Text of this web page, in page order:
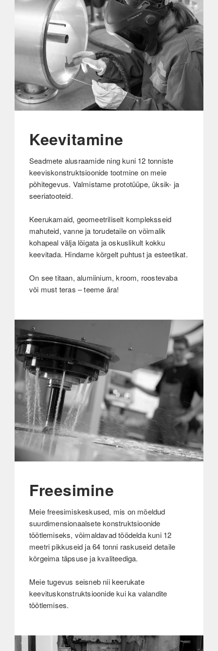
Keevitamine
Seadmete alusraamide ning kuni 12 tonniste
keeviskonstruktsioonide tootmine on meie
põhitegevus. Valmistame prototüüpe, üksik- ja
seeriatooteid.
Keerukamaid, geomeetriliselt kompleksseid
mahuteid, vanne ja torudetaile on võimalik
kohapeal välja lõigata ja oskuslikult kokku
keevitada. Hindame kõrgelt puhtust ja esteetikat.
On see titaan, alumiinium, kroom, roostevaba
või must teras – teeme ära!
Freesimine
Meie freesimiskeskused, mis on mõeldud
suurdimensionaalsete konstruktsioonide
töötlemiseks, võimaldavad töödelda kuni 12
meetri pikkuseid ja 64 tonni raskuseid detaile
kõrgeima täpsuse ja kvaliteediga.
Meie tugevus seisneb nii keerukate
keevituskonstruktsioonide kui ka valandite
töötlemises.